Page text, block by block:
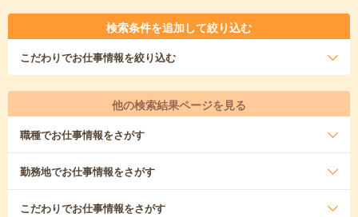
検索条件を追加して絞り込む
こだわりでお仕事情報を絞り込む
他の検索結果ページを見る
職種でお仕事情報をさがす
勤務地でお仕事情報をさがす
こだわりでお仕事情報をさがす